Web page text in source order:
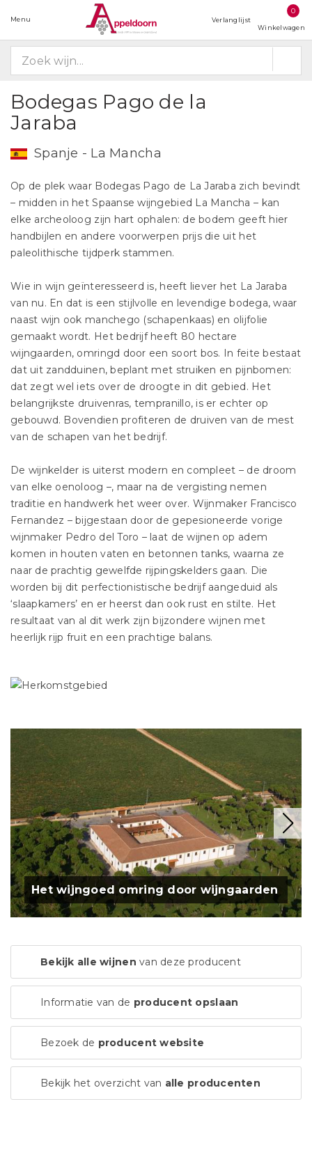
Menu Verlanglijst
0
Winkelwagen
Bodegas Pago de la
Jaraba
Spanje - La Mancha
Op de plek waar Bodegas Pago de La Jaraba zich bevindt
– midden in het Spaanse wijngebied La Mancha – kan
elke archeoloog zijn hart ophalen: de bodem geeft hier
handbijlen en andere voorwerpen prijs die uit het
paleolithische tijdperk stammen.
Wie in wijn geïnteresseerd is, heeft liever het La Jaraba
van nu. En dat is een stijlvolle en levendige bodega, waar
naast wijn ook manchego (schapenkaas) en olijfolie
gemaakt wordt. Het bedrijf heeft 80 hectare
wijngaarden, omringd door een soort bos. In feite bestaat
dat uit zandduinen, beplant met struiken en pijnbomen:
dat zegt wel iets over de droogte in dit gebied. Het
belangrijkste druivenras, tempranillo, is er echter op
gebouwd. Bovendien profiteren de druiven van de mest
van de schapen van het bedrijf.
De wijnkelder is uiterst modern en compleet – de droom
van elke oenoloog –, maar na de vergisting nemen
traditie en handwerk het weer over. Wijnmaker Francisco
Fernandez – bijgestaan door de gepesioneerde vorige
wijnmaker Pedro del Toro – laat de wijnen op adem
komen in houten vaten en betonnen tanks, waarna ze
naar de prachtig gewelfde rijpingskelders gaan. Die
worden bij dit perfectionistische bedrijf aangeduid als
‘slaapkamers’ en er heerst dan ook rust en stilte. Het
resultaat van al dit werk zijn bijzondere wijnen met
heerlijk rijp fruit en een prachtige balans.
Het wijngoed omring door wijngaarden
Bekijk alle wijnen van deze producent
Informatie van de producent opslaan
Bezoek de producent website
Bekijk het overzicht van alle producenten